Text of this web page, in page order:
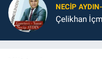
NECIP
Çelikhan